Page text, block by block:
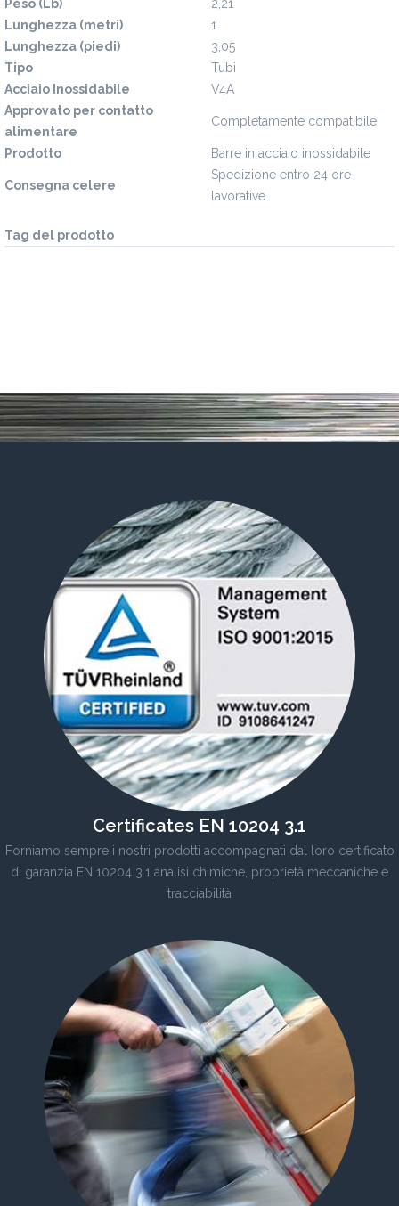
Peso (Lb)
2,21
Lunghezza (metri)
1
Lunghezza (piedi)
3,05
Tipo
Tubi
Acciaio Inossidabile
V4A
Approvato per contatto
alimentare
Completamente compatibile
Prodotto Barre in acciaio inossidabile
Consegna celere
Spedizione entro 24 ore
lavorative
Tag del prodotto
Certificates EN 10204 3.1
Forniamo sempre i nostri prodotti accompagnati dal loro certificato
di garanzia EN 10204 3.1 analisi chimiche, proprietà meccaniche e
tracciabilità